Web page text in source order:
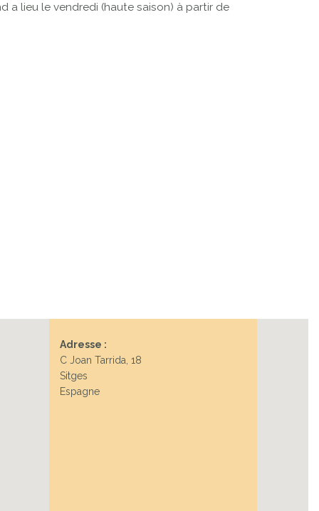
a lieu le vendredi (haute saison) à partir de
Adresse :
C Joan Tarrida, 18
Sitges
Espagne